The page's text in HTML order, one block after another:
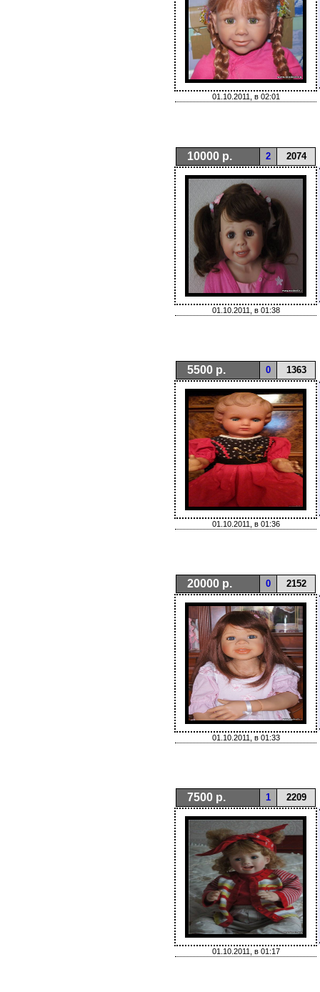
01.10.2011, в 02:01
10000 р. 2 2074
01.10.2011, в 01:38
5500 р. 0 1363
01.10.2011, в 01:36
20000 р. 0 2152
01.10.2011, в 01:33
7500 р. 1 2209
01.10.2011, в 01:17